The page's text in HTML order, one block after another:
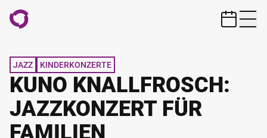
ZUM HAUPTINHALT SPRINGEN
JAZZ KINDERKONZERTE
KUNO KNALLFROSCH:
JAZZKONZERT FÜR
FAMILIEN